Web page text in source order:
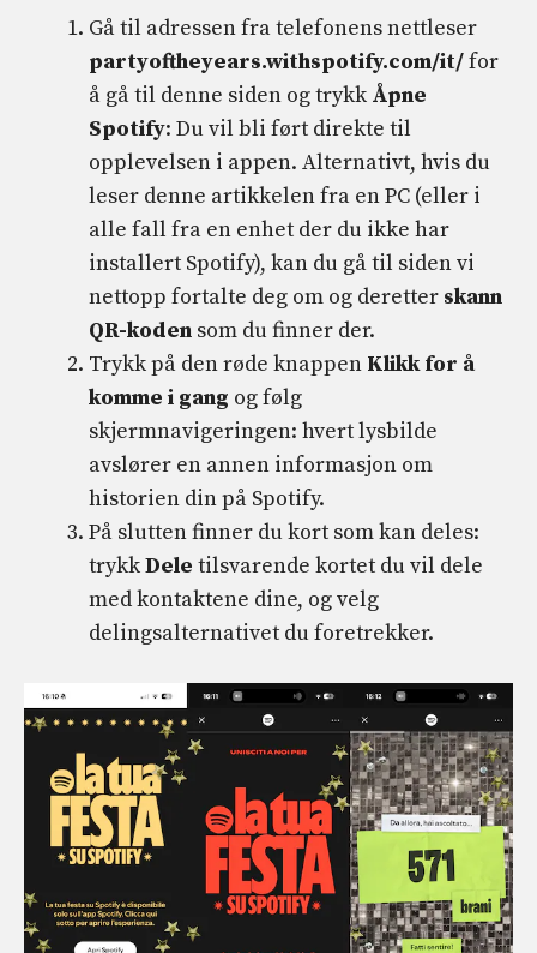
Gå til adressen fra telefonens nettleser
partyoftheyears.withspotify.com/it/for
å gå til denne siden og trykk Åpne
Spotify: Du vil bli ført direkte til
opplevelsen i appen. Alternativt, hvis du
leser denne artikkelen fra en PC (eller i
alle fall fra en enhet der du ikke har
installert Spotify), kan du gå til siden vi
nettopp fortalte deg om og deretter skann
QR-koden som du finner der.
Trykk på den røde knappen Klikk for å
komme i gang og følg
skjermnavigeringen: hvert lysbilde
avslører en annen informasjon om
historien din på Spotify.
På slutten finner du kort som kan deles:
trykkDele tilsvarende kortet du vil dele
med kontaktene dine, og velg
delingsalternativet du foretrekker.